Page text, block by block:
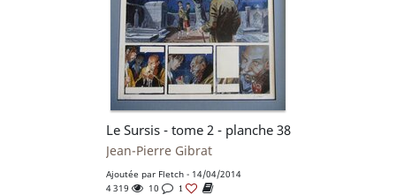
Le Sursis - tome 2 - planche 38
Jean-Pierre Gibrat
Ajoutée par Fletch- 14/04/2014
4 319
10 1